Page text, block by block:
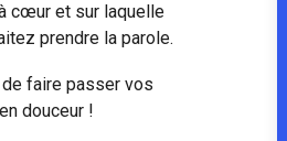
cœur et sur laquelle
prendre la parole.
faire passer vos
douceur !